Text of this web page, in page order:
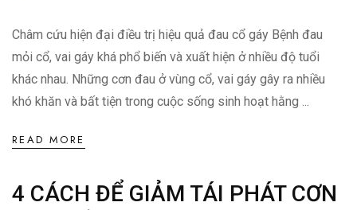
Châm cứu hiện đại điều trị hiệu quả đau cổ gáy Bệnh đau
mỏi cổ, vai gáy khá phổ biến và xuất hiện ở nhiều độ tuổi
khác nhau. Những cơn đau ở vùng cổ, vai gáy gây ra nhiều
khó khăn và bất tiện trong cuộc sống sinh hoạt hằng ...
READ MORE
4 CÁCH ĐỂ GIẢM TÁI PHÁT CƠN